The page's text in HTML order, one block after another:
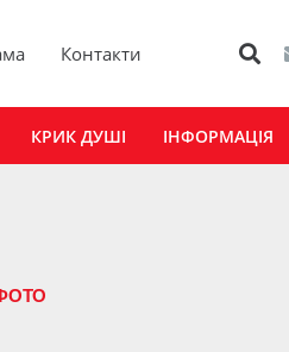
Контакти
КРИК ДУШІ ІНФОРМАЦІЯ
ФОТО